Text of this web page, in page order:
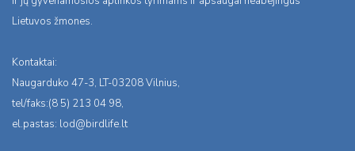
Lietuvos žmones.
Kontaktai:
Naugarduko 47-3, LT-03208 Vilnius,
tel/faks:(8 5) 213 04 98,
el.pastas: lod@birdlife.lt